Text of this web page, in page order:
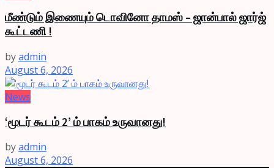
மீண்டும் இணையும் டொவினோ தாமஸ் – ஜான்பால் ஜார்ஜ்
கூட்டணி !
byadmin
August 6, 2026
News
‘மூடர் கூடம் 2’ ம் பாகம் உருவானது!
byadmin
August 6, 2026